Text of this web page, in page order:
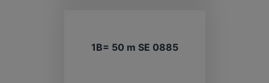
1B= 50 m SE 0885